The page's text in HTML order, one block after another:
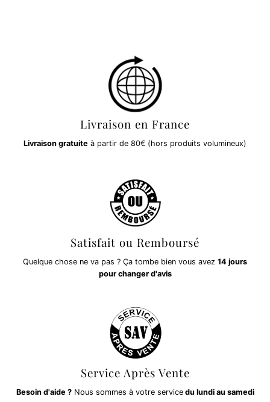
Livraison en France
Livraison gratuite à partir de 80€ (hors produits volumineux)
Satisfait ou Remboursé
Quelque chose ne va pas ? Ça tombe bien vous avez 14 jours
pour changer d'avis
Service Après Vente
Besoin d'aide ?Nous sommes à votre servicedu lundi au samedi